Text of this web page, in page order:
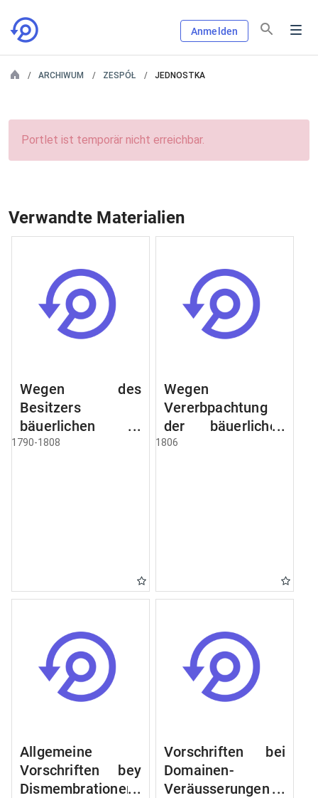
Anmelden
ARCHIWUM ZESPÓŁ JEDNOSTKA
Portlet ist temporär nicht erreichbar.
Verwandte Materialien
Wegen des
Besitzers
bäuerlichen
Grundstücke, den
1790-1808
Wegen
Vererbpachtung
der bäuerlichen
Grundstücke und
1806
Allgemeine
Vorschriften bey
Dismembrationen
Vorschriften bei
Domainen-
Veräusserungen